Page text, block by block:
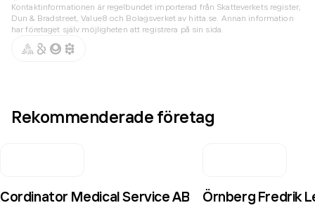
Kontaktinformationen är regelbundet importerad från Skatteverkets register,
Dun & Bradstreet, Value8 och Bolagsverket av hitta.se. Annan information
har företaget själv möjligheten att registrera på sin sida.
Rekommenderade företag
Cordinator Medical Service AB Örnberg Fredrik